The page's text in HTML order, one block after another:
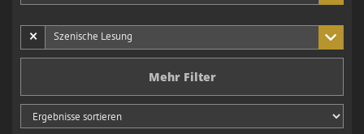
× Szenische Lesung
Mehr Filter